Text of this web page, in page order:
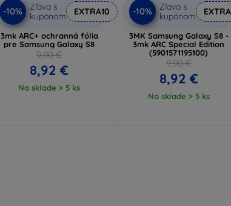
-10%
Zľava s
kupónom
EXTRA10
3mk ARC+ ochranná fólia
pre Samsung Galaxy S8
9,90 €
8,92 €
Na sklade > 5 ks
-10%
Zľava s
kupónom
3MK Samsung Galaxy S8 -
3mk ARC Special Edition
(5901571195100)
9,90 €
8,92 €
Na sklade > 5 ks